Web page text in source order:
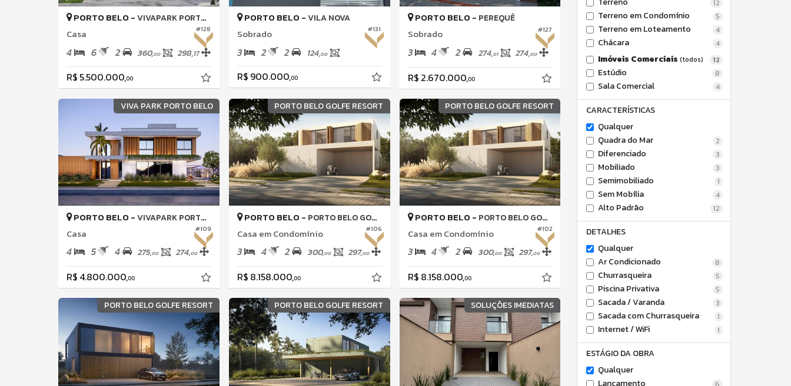
12
Terreno em Condomínio 5
Terreno em Loteamento 4
Chácara 4
Imóveis Comerciais (todos) 12
Estúdio 8
Sala Comercial 4
CARACTERÍSTICAS
Qualquer
Quadra do Mar
2
Diferenciado 3
Mobiliado 3
Semimobiliado 1
Sem Mobília 4
Alto Padrão 12
DETALHES
Qualquer
Ar Condicionado
8
Churrasqueira 5
Piscina Privativa 5
Sacada / Varanda 3
Sacada com Churrasqueira 1
Internet / WiFi 1
ESTÁGIO DA OBRA
Qualquer
Lançamento
#128
PORTO BELO -VIVAPARK PORTO BELO
Casa
4 6 2 360,00 298,17
R$ 5.500.000,00
#131
PORTO BELO -VILA NOVA
Sobrado
3 2 2 124,00
R$ 900.000,00
#127
PORTO BELO - PEREQUÊ
Sobrado
3 4 2 274,01 274,00
R$ 2.670.000,00
VIVA PARK PORTO BELO
#109
PORTO BELO -VIVAPARK PORTO BELO
Casa
4 5 4 275,00 274,00
R$ 4.800.000,00
PORTO BELO GOLFE RESORT
#106
PORTO BELO - PORTO BELO GOLFE ALL RESORT
Casa em Condomínio
3 4 2 300,00 297,00
R$ 8.158.000,00
PORTO BELO GOLFE RESORT
#102
PORTO BELO - PORTO BELO GOLFE ALL RESORT
Casa em Condomínio
3 4 2 300,00 297,00
R$ 8.158.000,00
PORTO BELO GOLFE RESORT PORTO BELO GOLFE RESORT SOLUÇÕES IMEDIATAS